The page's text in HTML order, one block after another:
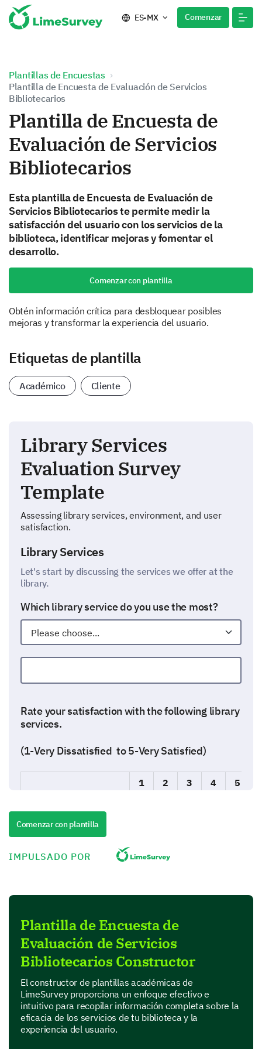
ES-MX Comenzar
Plantillas de Encuestas
Plantilla de Encuesta de Evaluación de Servicios
Bibliotecarios
Plantilla de Encuesta de
Evaluación de Servicios
Bibliotecarios
Esta plantilla de Encuesta de Evaluación de
Servicios Bibliotecarios te permite medir la
satisfacción del usuario con los servicios de la
biblioteca, identificar mejoras y fomentar el
desarrollo.
Comenzar con plantilla
Obtén información crítica para desbloquear posibles
mejoras y transformar la experiencia del usuario.
Etiquetas de plantilla
Académico Cliente
Library Services
Evaluation Survey
Template
Assessing library services, environment, and user
satisfaction.
Library Services
Let's start by discussing the services we offer at the
library.
Which library service do you use the most?
Ohter
Rate your satisfaction with the following library
services.
(1-Very Dissatisfied to 5-Very Satisfied)
1 2 3 4
5
Online Resourcesv
Resource Availability
Study Groups
Library Environment
Now, we'd like to understand your experiences
around our library's physical and digital
environments.
Which aspects of the library's environment do
Comenzar con plantilla
IMPULSADO POR
Plantilla de Encuesta de
Evaluación de Servicios
Bibliotecarios Constructor
El constructor de plantillas académicas de
LimeSurvey proporciona un enfoque efectivo e
intuitivo para recopilar información completa sobre la
eficacia de los servicios de tu biblioteca y la
experiencia del usuario.